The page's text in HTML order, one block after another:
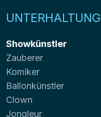
UNTERHALTUNG
Showkünstler
Zauberer
Komiker
Ballonkünstler
Clown
Jongleur